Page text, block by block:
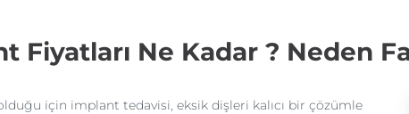
Fiyatları Ne Kadar ? Neden
için implant tedavisi, eksik dişleri kalıcı bir çözümle